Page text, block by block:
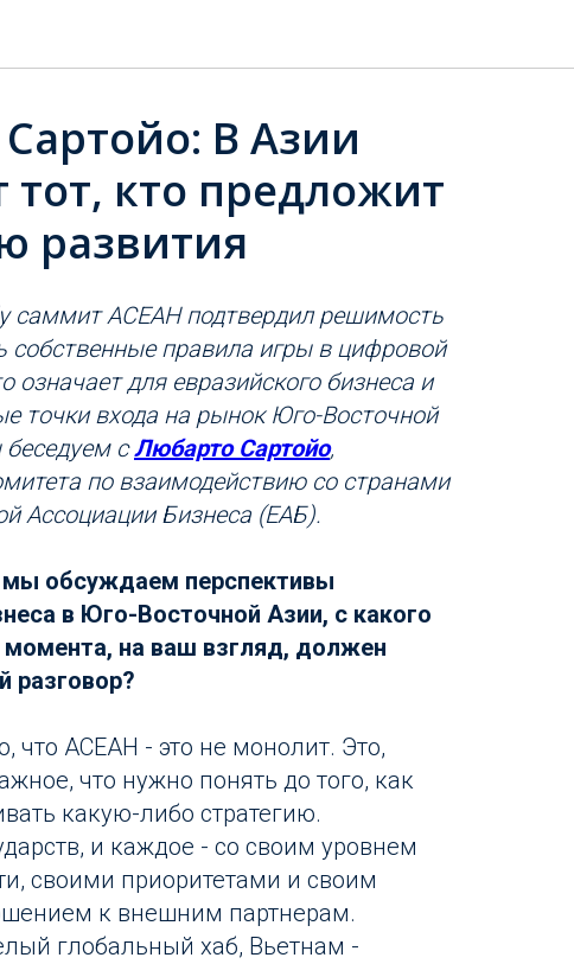
В Азии
тот, кто предложит
развития
саммит АСЕАН подтвердил решимость
собственные правила игры в цифровой
означает для евразийского бизнеса и
точки входа на рынок Юго-Восточной
сЛюбарто Сартойо,
по взаимодействию со странами
Ассоциации Бизнеса (ЕАБ).
обсуждаем перспективы
в Юго-Восточной Азии, с какого
момента, на ваш взгляд, должен
разговор?
что АСЕАН - это не монолит. Это,
что нужно понять до того, как
какую-либо стратегию.
и каждое - со своим уровнем
своими приоритетами и своим
к внешним партнерам.
глобальный хаб, Вьетнам -